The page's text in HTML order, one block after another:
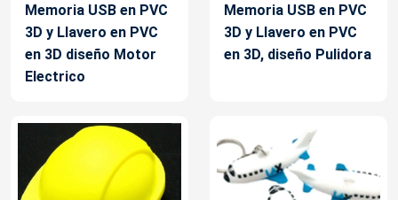
Memoria USB en PVC
3D y Llavero en PVC
en 3D diseño Motor
Electrico
Memoria USB en PVC
3D y Llavero en PVC
en 3D, diseño Pulidora